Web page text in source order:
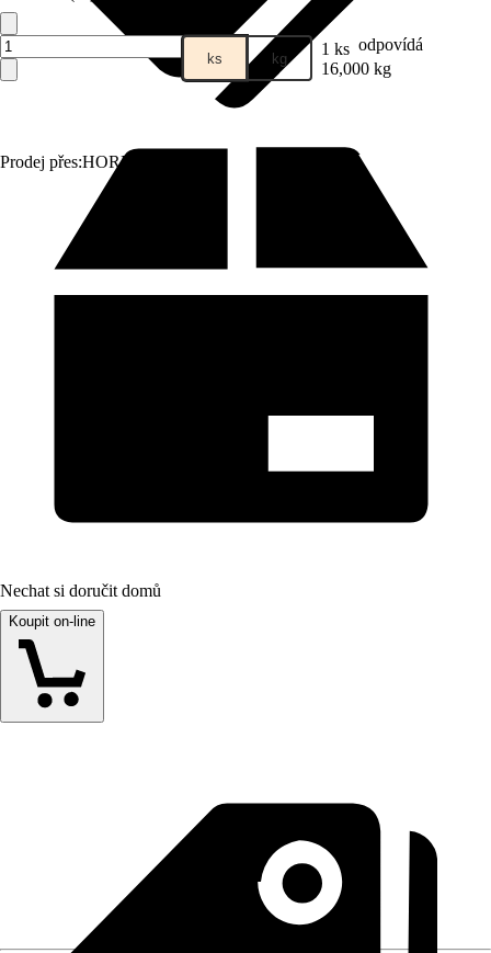
Prodej přes:HORNBACH
ks kg 1 ks odpovídá
16,000 kg
Nechat si doručit domů
Koupit on-line